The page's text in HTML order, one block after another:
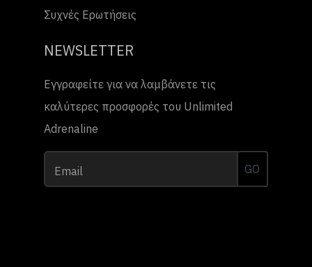
Συχνές Ερωτήσεις
NEWSLETTER
Εγγραφείτε για να λαμβάνετε τις
καλύτερες προσφορές του Unlimited
Adrenaline
Email GO